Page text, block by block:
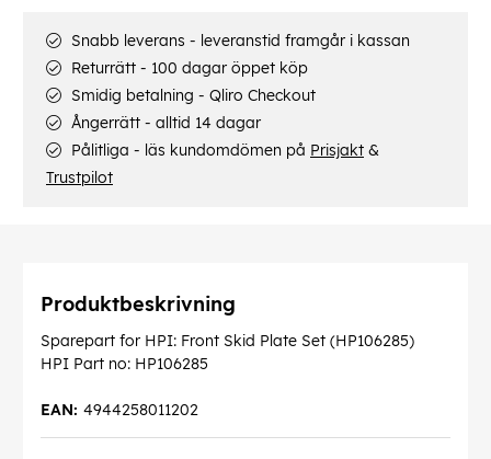
Snabb leverans - leveranstid framgår i kassan
Returrätt - 100 dagar öppet köp
Smidig betalning - Qliro Checkout
Ångerrätt - alltid 14 dagar
Pålitliga - läs kundomdömen på Prisjakt &
Trustpilot
Produktbeskrivning
Sparepart for HPI: Front Skid Plate Set (HP106285)
HPI Part no: HP106285
4944258011202
EAN: